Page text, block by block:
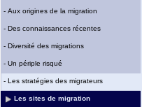
- Aux origines de la migration
- Des connaissances récentes
- Diversité des migrations
- Un périple risqué
- Les stratégies des migrateurs
Les sites de migration